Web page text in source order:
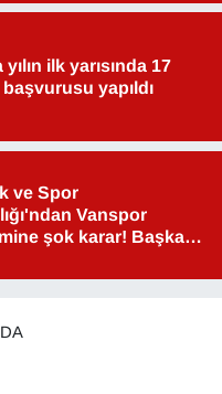
ilk yarısında 17
yapıldı
ve Spor
Vanspor
şok karar! Başkan